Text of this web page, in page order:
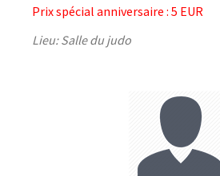
Prix spécial anniversaire : 5 EUR
Lieu: Salle du judo